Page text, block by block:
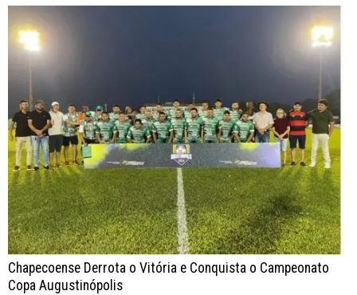
Chapecoense Derrota o Vitória e Conquista o Campeonato
Copa Augustinópolis